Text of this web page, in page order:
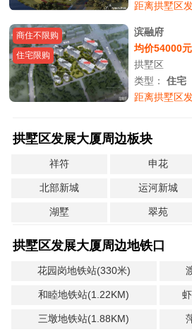
距离拱墅区
商住不限购
住宅限购
滨融府
均价54000
拱墅区
类型：住宅
距离拱墅区
拱墅区发展大厦周边板块
祥符 申花
北部新城 运河新城
湖墅 翠苑
拱墅区发展大厦周边地铁口
花园岗地铁站(330米)
和睦地铁站(1.22KM)
三墩地铁站(1.88KM)